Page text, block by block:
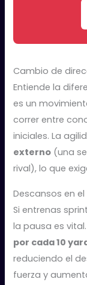
Cambio de
Entiende la
es un
correr entre
iniciales. La
externo (una
rival), lo que
Descansos en
Si entrenas
la pausa es vital.
por cada 10
reduciendo el
fuerza y